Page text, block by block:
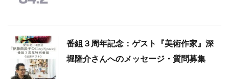
番組３周年記念：ゲスト『美術作家』深
堀隆介さんへのメッセージ・質問募集